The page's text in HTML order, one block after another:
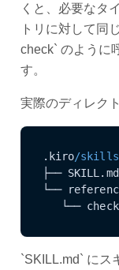
くと、必要なタ
トリに対して同
check` のように
す。
実際のディレク
.kiro/
├──
└──
└──
`SKILL.md` にス